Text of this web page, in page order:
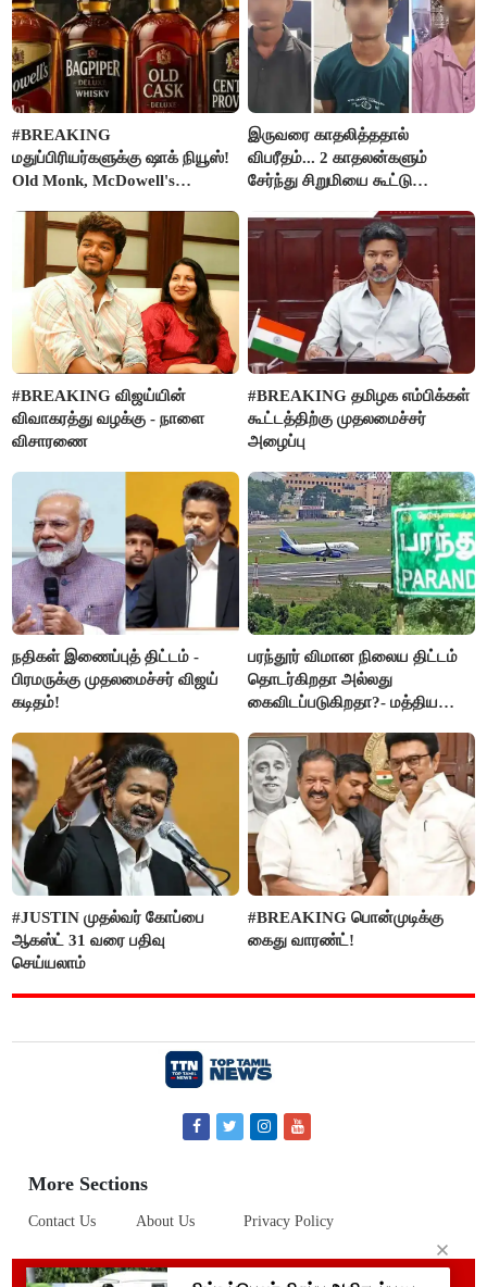
#BREAKING
மதுப்பிரியர்களுக்கு ஷாக் நியூஸ்!
Old Monk, McDowell's
FSSAI தடை
இருவரை காதலித்ததால்
விபரீதம்... 2 காதலன்களும்
சேர்ந்து சிறுமியை கூட்டு
செய்த கொடூரம்
#BREAKING விஜய்யின்
விவாகரத்து வழக்கு - நாளை
விசாரணை
#BREAKING தமிழக எம்பிக்கள்
கூட்டத்திற்கு முதலமைச்சர்
அழைப்பு
நதிகள் இணைப்புத் திட்டம் -
பிரமருக்கு முதலமைச்சர் விஜய்
கடிதம்!
பரந்தூர் விமான நிலைய திட்டம்
தொடர்கிறதா அல்லது
கைவிடப்படுகிறதா?- மத்திய
#JUSTIN முதல்வர் கோப்பை
ஆகஸ்ட் 31 வரை பதிவு
செய்யலாம்
#BREAKING பொன்முடிக்கு
கைது வாரண்ட்!
More Sections
Contact Us About Us Privacy Policy